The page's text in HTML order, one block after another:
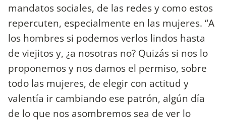
mandatos sociales, de las redes y como estos
repercuten, especialmente en las mujeres. “A
los hombres si podemos verlos lindos hasta
de viejitos y, ¿a nosotras no? Quizás si nos lo
proponemos y nos damos el permiso, sobre
todo las mujeres, de elegir con actitud y
valentía ir cambiando ese patrón, algún día
de lo que nos asombremos sea de ver lo